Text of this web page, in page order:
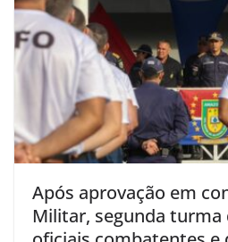
Após aprovação em
Militar, segunda turma